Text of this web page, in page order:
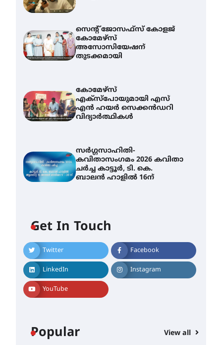
സെന്റ് ജോസഫ്സ് കോളജ്
കോമേഴ്‌സ്
അസോസിയേഷന്
തുടക്കമായി
കോമേഴ്സ്
എക്സ്പോയുമായി എസ്
എൻ ഹയർ സെക്കൻഡറി
വിദ്യാർത്ഥികൾ
സർഗ്ഗസാഹിതി-
കവിതാസംഗമം 2026 കവിതാ
ചർച്ച കാട്ടൂർ, ടി. കെ.
ബാലൻ ഹാളിൽ 16ന്
Get In Touch
Twitter Facebook
LinkedIn Instagram
YouTube
Popular View all